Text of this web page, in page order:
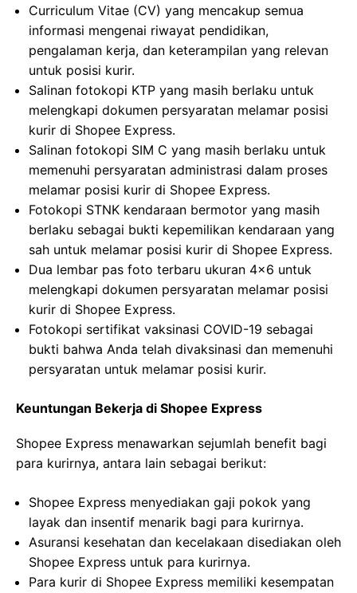
Curriculum Vitae (CV) yang mencakup semua
informasi mengenai riwayat pendidikan,
pengalaman kerja, dan keterampilan yang relevan
untuk posisi kurir.
Salinan fotokopi KTP yang masih berlaku untuk
melengkapi dokumen persyaratan melamar posisi
kurir di Shopee Express.
Salinan fotokopi SIM C yang masih berlaku untuk
memenuhi persyaratan administrasi dalam proses
melamar posisi kurir di Shopee Express.
Fotokopi STNK kendaraan bermotor yang masih
berlaku sebagai bukti kepemilikan kendaraan yang
sah untuk melamar posisi kurir di Shopee Express.
Dua lembar pas foto terbaru ukuran 4×6 untuk
melengkapi dokumen persyaratan melamar posisi
kurir di Shopee Express.
Fotokopi sertifikat vaksinasi COVID-19 sebagai
bukti bahwa Anda telah divaksinasi dan memenuhi
persyaratan untuk melamar posisi kurir.
Keuntungan Bekerja di Shopee Express
Shopee Express menawarkan sejumlah benefit bagi
para kurirnya, antara lain sebagai berikut:
Shopee Express menyediakan gaji pokok yang
layak dan insentif menarik bagi para kurirnya.
Asuransi kesehatan dan kecelakaan disediakan oleh
Shopee Express untuk para kurirnya.
Para kurir di Shopee Express memiliki kesempatan